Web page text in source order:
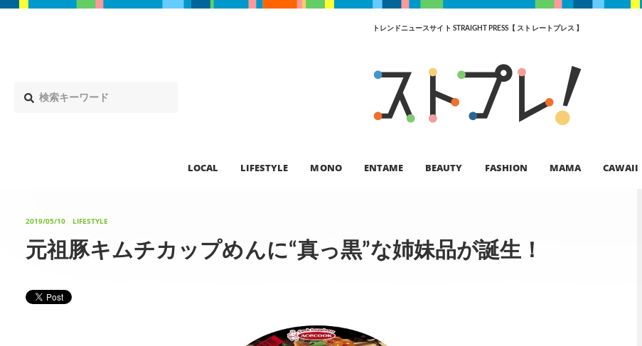
トレンドニュースサイト STRAIGHT PRESS【 ストレートプレス 】
LOCAL LIFESTYLE MONO ENTAME BEAUTY FASHION MAMA CAWAII
2019/05/10 LIFESTYLE
元祖豚キムチカップめんに“真っ黒”な姉妹品が誕生！